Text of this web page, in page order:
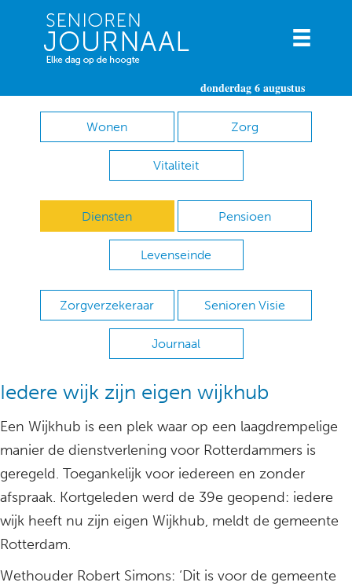
donderdag 6 augustus
Wonen Zorg
Vitaliteit
Diensten Pensioen
Levenseinde
Zorgverzekeraar Senioren Visie
Journaal
Iedere wijk zijn eigen wijkhub
Een Wijkhub is een plek waar op een laagdrempelige
manier de dienstverlening voor Rotterdammers is
geregeld. Toegankelijk voor iedereen en zonder
afspraak. Kortgeleden werd de 39e geopend: iedere
wijk heeft nu zijn eigen Wijkhub, meldt de gemeente
Rotterdam.
Wethouder Robert Simons: ‘Dit is voor de gemeente